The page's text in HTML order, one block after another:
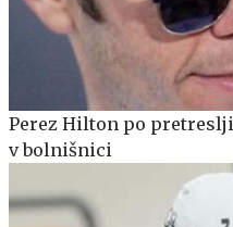
Perez Hilton po
v bolnišnici